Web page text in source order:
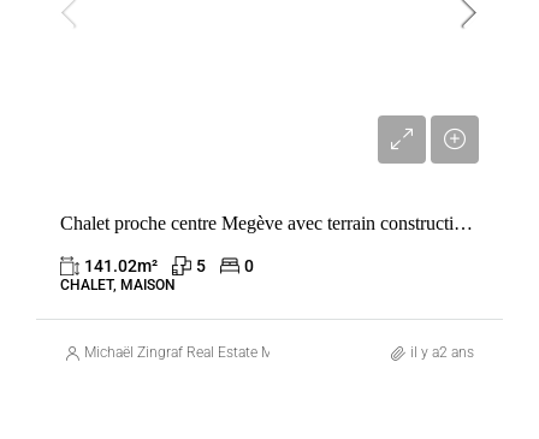
Chalet proche centre Megève avec terrain constructible – Tout à pied & calme
141.02m² 5 0
CHALET, MAISON
Michaël Zingraf Real Estate Megève il y a2 ans